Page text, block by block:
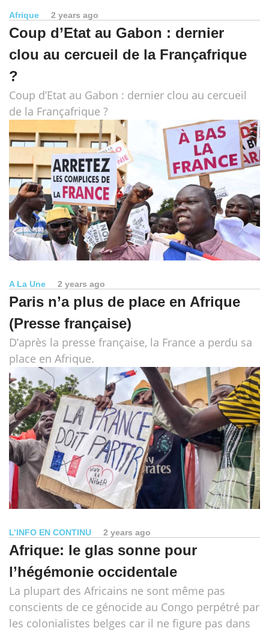
Afrique 2 years ago
Coup d’Etat au Gabon : dernier
clou au cercueil de la Françafrique
?
Coup d’Etat au Gabon : dernier clou au cercueil
de la Françafrique ?
A La Une 2 years ago
Paris n’a plus de place en Afrique
(Presse française)
D’après la presse française, la France a perdu sa
place en Afrique.
L’INFO EN CONTINU 2 years ago
Afrique: le glas sonne pour
l’hégémonie occidentale
La plupart des Africains ne sont même pas
conscients de ce génocide au Congo perpétré par
les colonialistes belges car il ne figure pas dans